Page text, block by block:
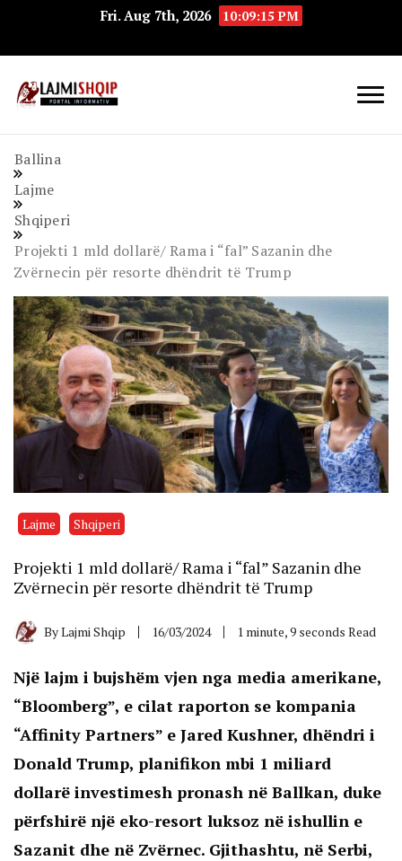
Fri. Aug 7th, 2026 10:09:15 PM
Ballina
Lajme
Shqiperi
Projekti 1 mld dollarë/ Rama i “fal” Sazanin dhe
Zvërnecin për resorte dhëndrit të Trump
Lajme Shqiperi
Projekti 1 mld dollarë/ Rama i “fal” Sazanin dhe
Zvërnecin për resorte dhëndrit të Trump
ByLajmi Shqip 16/03/2024 1 minute, 9 seconds Read
Një lajm i bujshëm vjen nga media amerikane,
“Bloomberg”, e cilat raporton se kompania
“Affinity Partners” e Jared Kushner, dhëndri i
Donald Trump, planifikon mbi 1 miliard
dollarë investimesh pronash në Ballkan, duke
përfshirë një eko-resort luksoz në ishullin e
Sazanit dhe në Zvërnec. Gjithashtu, në Serbi,